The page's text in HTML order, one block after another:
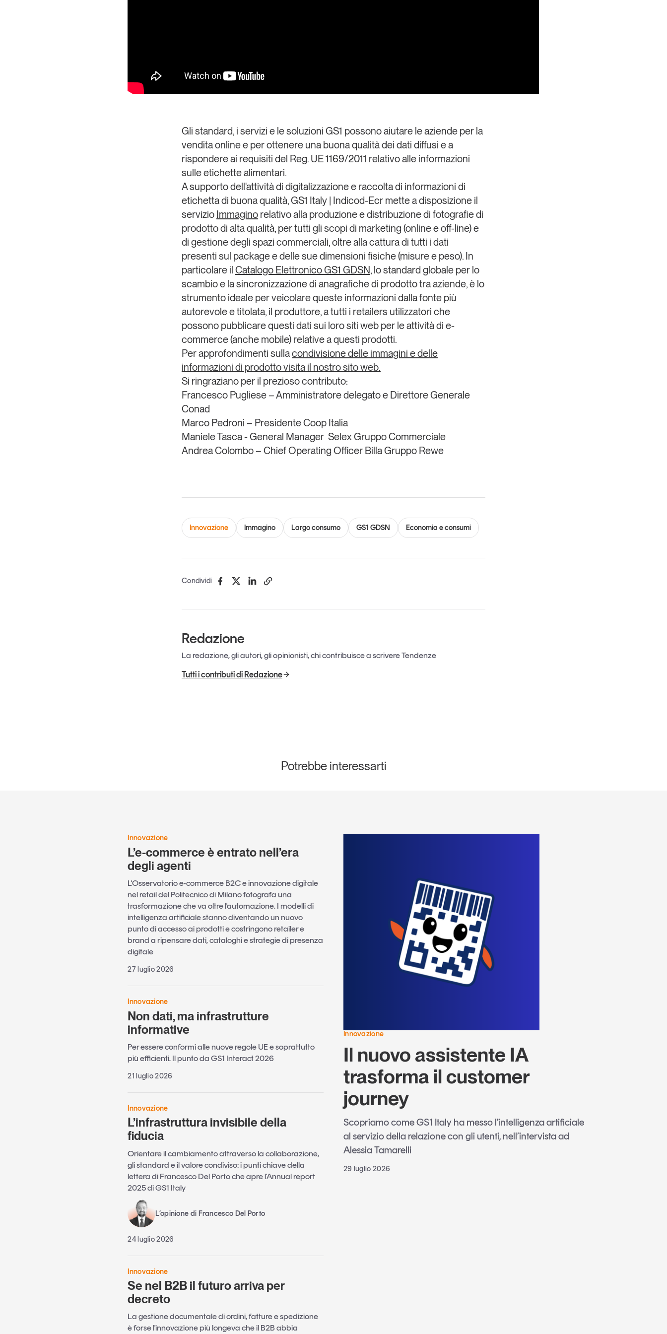
Gli standard, i servizi e le soluzioni GS1 possono aiutare le aziende per la
vendita online e per ottenere una buona qualità dei dati diffusi e a
rispondere ai requisiti del Reg. UE 1169/2011 relativo alle informazioni
sulle etichette alimentari.
A supporto dell'attività di digitalizzazione e raccolta di informazioni di
etichetta di buona qualità, GS1 Italy | Indicod-Ecr mette a disposizione il
servizio Immaginorelativo alla produzione e distribuzione di fotografie di
prodotto di alta qualità, per tutti gli scopi di marketing (online e off-line) e
di gestione degli spazi commerciali, oltre allacattura di tutti i dati
presenti sul packagee delle sue dimensioni fisiche (misure e peso). In
particolare il Catalogo Elettronico GS1 GDSN, lo standard globale per lo
scambio e la sincronizzazione di anagrafiche di prodottotra aziende, è lo
strumento ideale per veicolare queste informazioni dalla fonte più
autorevole e titolata, il produttore, a tutti i retailers utilizzatori che
possono pubblicare questi dati sui loro siti web per le attività di e-
commerce (anche mobile)relative a questi prodotti.
Per approfondimenti sullacondivisione delle immagini e delle
informazioni di prodotto visita il nostro sito web.
Si ringraziano per il prezioso contributo:
Francesco Pugliese– Amministratore delegato e Direttore Generale
Conad
Marco Pedroni – Presidente Coop Italia
Maniele Tasca- General Manager Selex Gruppo Commerciale
Andrea Colombo– Chief Operating Officer Billa Gruppo Rewe
Innovazione Immagino Largo consumo GS1 GDSN Economia e consumi
Condividi
Redazione
La redazione, gli autori, gli opinionisti, chi contribuisce a scrivere Tendenze
Tutti i contributi di Redazione
Potrebbe interessarti
Innovazione
Il nuovo assistente IA
trasforma il customer
journey
Scopriamo come GS1 Italy ha messo l'intelligenza artificiale
al servizio della relazione con gli utenti, nell’intervista ad
Alessia Tamarelli
29 luglio 2026
Innovazione
L’e-commerce è entrato nell’era
degli agenti
L'Osservatorio e-commerce B2C e innovazione digitale
nel retail del Politecnico di Milano fotografa una
trasformazione che va oltre l'automazione. I modelli di
intelligenza artificiale stanno diventando un nuovo
punto di accesso ai prodotti e costringono retailer e
brand a ripensare dati, cataloghi e strategie di presenza
digitale
27 luglio 2026
Innovazione
Non dati, ma infrastrutture
informative
Per essere conformi alle nuove regole UE e soprattutto
più efficienti. Il punto da GS1 Interact 2026
21 luglio 2026
Innovazione
L’infrastruttura invisibile della
fiducia
Orientare il cambiamento attraverso la collaborazione,
gli standard e il valore condiviso: i punti chiave della
lettera di Francesco Del Porto che apre l'Annual report
2025 di GS1 Italy
L’opinione di Francesco Del Porto
24 luglio 2026
Innovazione
Se nel B2B il futuro arriva per
decreto
La gestione documentale di ordini, fatture e spedizione
è forse l'innovazione più longeva che il B2B abbia